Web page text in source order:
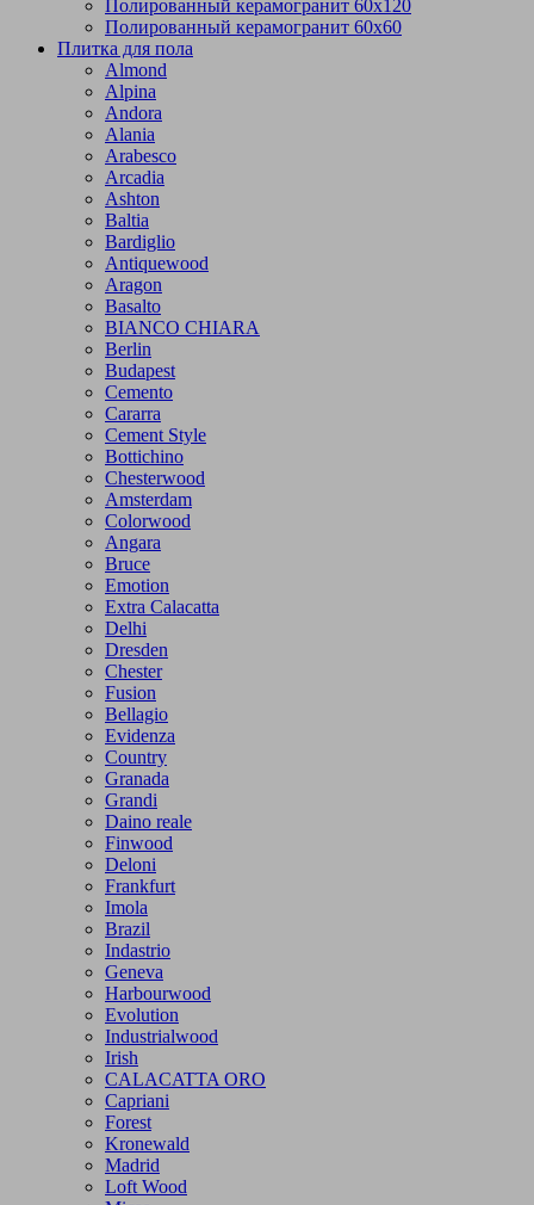
Полированный керамогранит 60х120
Полированный керамогранит 60х60
Плитка для пола
Almond
Alpina
Andora
Alania
Arabesco
Arcadia
Ashton
Baltia
Bardiglio
Antiquewood
Aragon
Basalto
BIANCO CHIARA
Berlin
Budapest
Cemento
Cararra
Cement Style
Bottichino
Chesterwood
Amsterdam
Colorwood
Angara
Bruce
Emotion
Extra Calacatta
Delhi
Dresden
Chester
Fusion
Bellagio
Evidenza
Country
Granada
Grandi
Daino reale
Finwood
Deloni
Frankfurt
Imola
Brazil
Indastrio
Geneva
Harbourwood
Evolution
Industrialwood
Irish
CALACATTA ORO
Capriani
Forest
Kronewald
Madrid
Loft Wood